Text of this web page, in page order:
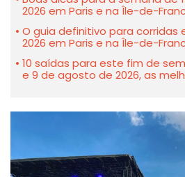
2026 em Paris e na Île-de-
O guia definitivo para corridas
2026 em Paris e na Île-de-
10 saídas para este fim de
e 9 de agosto de 2026, as